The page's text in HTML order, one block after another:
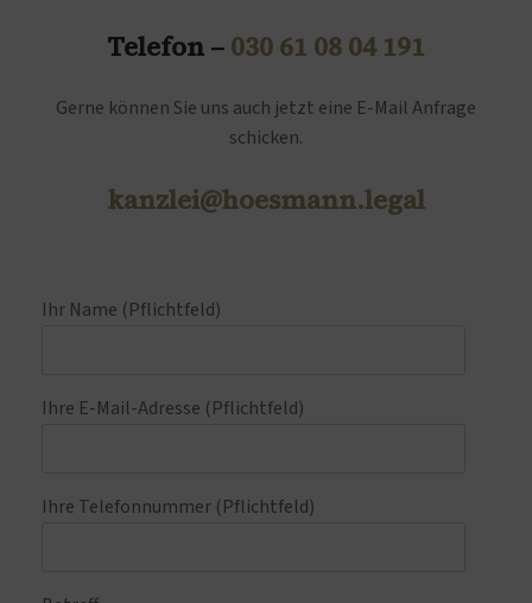
Telefon – 030 61 08 04 191
Gerne können Sie uns auch jetzt eine E-Mail Anfrage
schicken.
kanzlei@hoesmann.legal
Ihr Name (Pflichtfeld)
Ihre E-Mail-Adresse (Pflichtfeld)
Ihre Telefonnummer (Pflichtfeld)